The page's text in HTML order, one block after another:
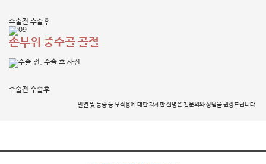
수술전 수술후
손부위 중수골 골절
수술전 수술후
발열 및 통증 등 부작용에 대한 자세한 설명은 전문의와 상담을 권장드립니다.